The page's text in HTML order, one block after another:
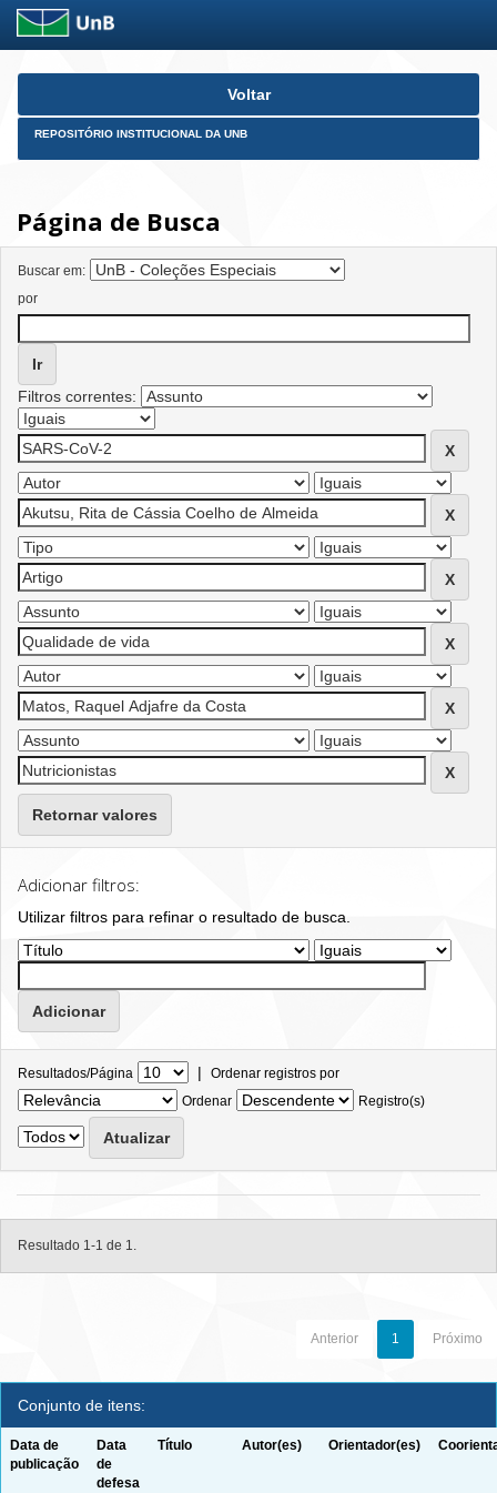
Skip
Voltar
REPOSITÓRIO INSTITUCIONAL DA UNB
Página de Busca
Buscar em:
por
Filtros correntes:
Retornar valores
Adicionar filtros:
Utilizar filtros para refinar o resultado de busca.
Resultados/Página | Ordenar registros por
Ordenar
Registro(s)
Resultado 1-1 de 1.
Anterior 1 Próximo
Conjunto de itens:
Data de
publicação
Data
de
defesa
Título Autor(es) Orientador(es)